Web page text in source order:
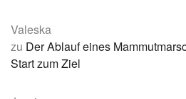
Valeska
zu Der Ablauf eines
Start zum Ziel